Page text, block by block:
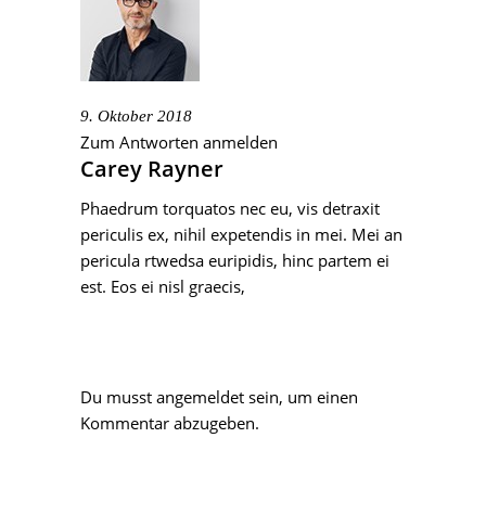
9. Oktober 2018
Zum Antworten anmelden
Carey Rayner
Phaedrum torquatos nec eu, vis detraxit
periculis ex, nihil expetendis in mei. Mei an
pericula rtwedsa euripidis, hinc partem ei
est. Eos ei nisl graecis,
Du musst angemeldet sein, um einen
Kommentar abzugeben.